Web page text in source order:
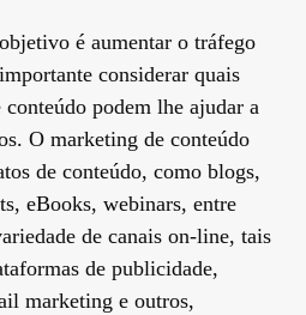
é aumentar o tráfego
considerar quais
podem lhe ajudar a
O marketing de conteúdo
de conteúdo, como blogs,
eBooks, webinars, entre
de canais on-line, tais
de publicidade,
marketing e outros,